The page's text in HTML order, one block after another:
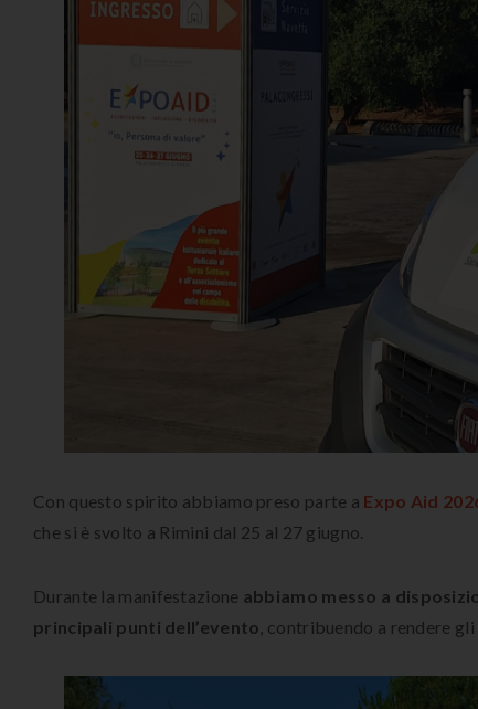
Con questo spirito abbiamo preso parte a Expo Aid
che si è svolto a Rimini dal 25 al 27 giugno.
Durante la manifestazione abbiamo messo a
principali punti dell’evento , contribuendo a rendere